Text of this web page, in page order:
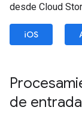
desde Cloud
iOS
de entrada